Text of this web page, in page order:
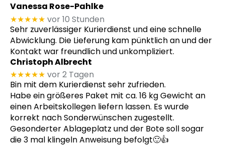
Vanessa Rose-Pahlke
★★★★★ vor 10 Stunden
Sehr zuverlässiger Kurierdienst und eine schnelle
Abwicklung. Die Lieferung kam pünktlich an und der
Kontakt war freundlich und unkompliziert.
Christoph Albrecht
★★★★★ vor 2 Tagen
Bin mit dem Kurierdienst sehr zufrieden.
Habe ein größeres Paket mit ca. 16 kg Gewicht an
einen Arbeitskollegen liefern lassen. Es wurde
korrekt nach Sonderwünschen zugestellt.
Gesonderter Ablageplatz und der Bote soll sogar
die 3 mal klingeln Anweisung befolgt🙂👍